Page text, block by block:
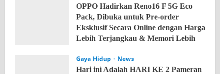
OPPO Hadirkan Reno16 F 5G Eco
Pack, Dibuka untuk Pre-order
Eksklusif Secara Online dengan Harga
Lebih Terjangkau & Memori Lebih
Agustus 7, 2026
Gaya Hidup
News
Hari ini Adalah HARI KE 2 Pameran